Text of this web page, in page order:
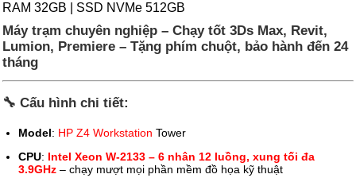
RAM 32GB | SSD NVMe 512GB
Máy trạm chuyên nghiệp – Chạy tốt 3Ds Max, Revit,
Lumion, Premiere – Tặng phím chuột, bảo hành đến 24
tháng
🔧 Cấu hình chi tiết:
Model: HP Z4 Workstation Tower
CPU: Intel Xeon W-2133 – 6 nhân 12 luồng, xung tối đa
3.9GHz – chạy mượt mọi phần mềm đồ họa kỹ thuật